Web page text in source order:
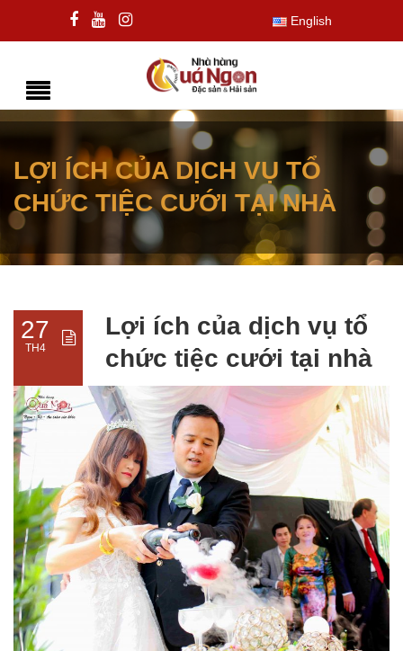
English
LỢI ÍCH CỦA DỊCH VỤ TỔ
CHỨC TIỆC CƯỚI TẠI NHÀ
27
TH4
Lợi ích của dịch vụ tổ
chức tiệc cưới tại nhà